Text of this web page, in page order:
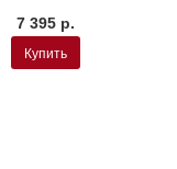
7 395 р.
Купить